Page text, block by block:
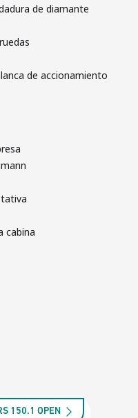
de diamante
de accionamiento
cabina
150.1 OPEN